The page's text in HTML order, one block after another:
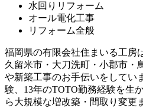
水回りリフォーム
オール電化工事
リフォーム全般
福岡県の有限会社住まいる工房
久留米市・大刀洗町・小郡市・
や新築工事のお手伝いをしてい
験、13年のTOTO勤務経験を生
ら大規模な増改築・間取り変更